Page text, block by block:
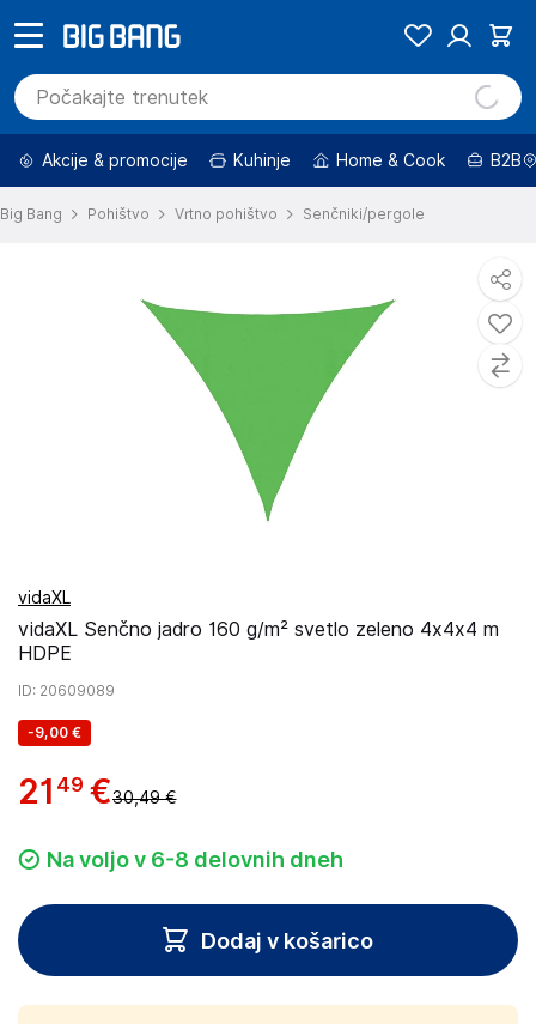
Akcije & promocije Kuhinje Home & Cook B2B
Big Bang Pohištvo Vrtno pohištvo Senčniki/pergole
vidaXL
vidaXL Senčno jadro 160 g/m² svetlo zeleno 4x4x4 m
HDPE
ID: 20609089
-9,00 €
21 49 €30,49 €
Na voljo v 6-8 delovnih dneh
Dodaj v košarico